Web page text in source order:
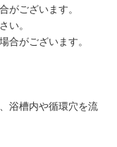
がございます。
い。
合がございます。
浴槽内や循環穴を流